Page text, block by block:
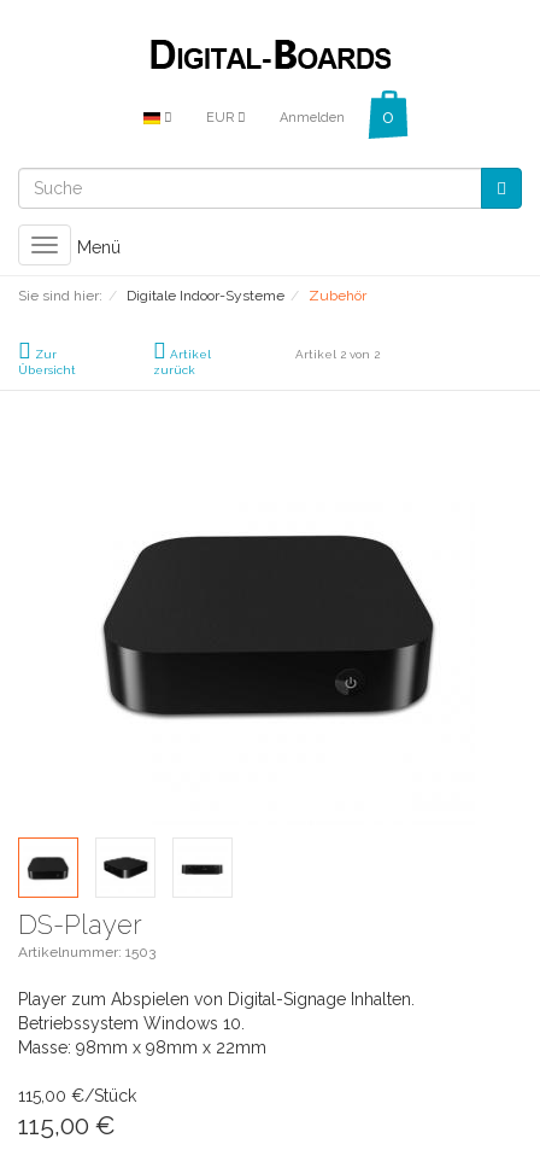
EUR Anmelden
Toggle
navigation
Menü
Sie sind hier: Digitale Indoor-Systeme Zubehör
Zur
Übersicht
Artikel
zurück
Artikel 2 von 2
DS-Player
Artikelnummer: 1503
Player zum Abspielen von Digital-Signage Inhalten.
Betriebssystem Windows 10.
Masse: 98mm x 98mm x 22mm
115,00 €/Stück
115,00 €